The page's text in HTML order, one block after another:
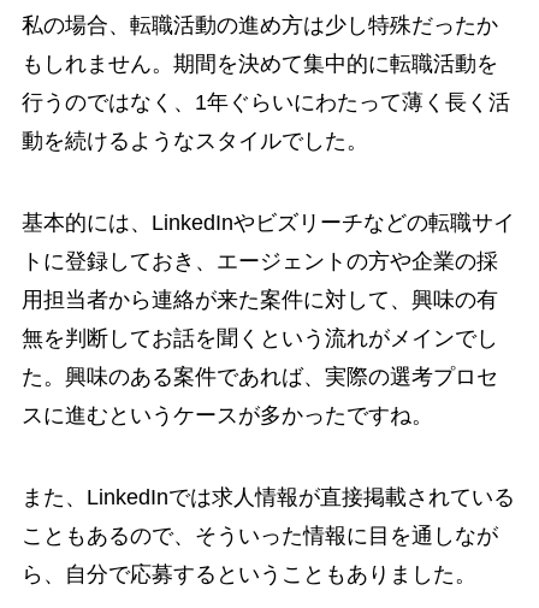
私の場合、転職活動の進め方は少し特殊だったか
もしれません。期間を決めて集中的に転職活動を
行うのではなく、1年ぐらいにわたって薄く長く活
動を続けるようなスタイルでした。
基本的には、LinkedInやビズリーチなどの転職サイ
トに登録しておき、エージェントの方や企業の採
用担当者から連絡が来た案件に対して、興味の有
無を判断してお話を聞くという流れがメインでし
た。興味のある案件であれば、実際の選考プロセ
スに進むというケースが多かったですね。
また、LinkedInでは求人情報が直接掲載されている
こともあるので、そういった情報に目を通しなが
ら、自分で応募するということもありました。